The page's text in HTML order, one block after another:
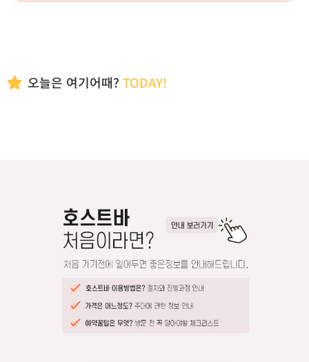
오늘은 여기어때? TODAY!